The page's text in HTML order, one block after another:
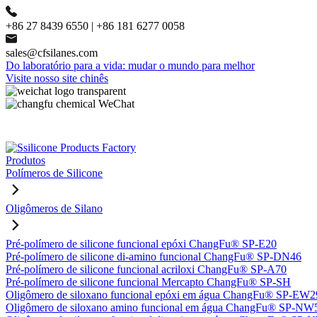
+86 27 8439 6550 | +86 181 6277 0058
sales@cfsilanes.com
Do laboratório para a vida: mudar o mundo para melhor
Visite nosso site chinês
Produtos
Polímeros de Silicone
Oligômeros de Silano
Pré-polímero de silicone funcional epóxi ChangFu® SP-E20
Pré-polímero de silicone di-amino funcional ChangFu® SP-DN46
Pré-polímero de silicone funcional acriloxi ChangFu® SP-A70
Pré-polímero de silicone funcional Mercapto ChangFu® SP-SH
Oligômero de siloxano funcional epóxi em água ChangFu® SP-
Oligômero de siloxano amino funcional em água ChangFu® SP-